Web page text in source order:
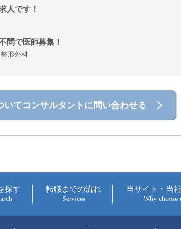
人です！
問で医師募集！
形外科
いてコンサルタントに問い合わせる
探す 転職までの流れ
Services
当サイト・当
Why choose